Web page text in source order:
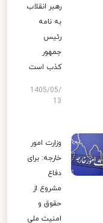
رهبر انقلاب
به نامه
رئیس
جمهور
کذب است
1405/05/
13
وزارت امور
خارجه: برای
دفاع
مشروع از
حقوق و
امنیت ملی